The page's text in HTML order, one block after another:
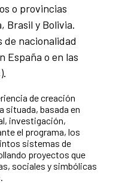
o provincias
Brasil y Bolivia.
de nacionalidad
España o en las
de creación
basada en
investigación,
el programa, los
sistemas de
proyectos que
sociales y simbólicas